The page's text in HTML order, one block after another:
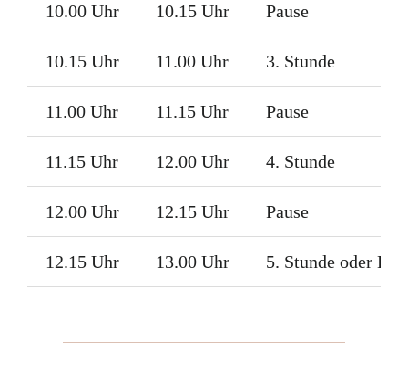
10.00 Uhr 10.15 Uhr Pause
10.15 Uhr 11.00 Uhr 3. Stunde
11.00 Uhr 11.15 Uhr Pause
11.15 Uhr 12.00 Uhr 4. Stunde
12.00 Uhr 12.15 Uhr Pause
12.15 Uhr 13.00 Uhr 5. Stunde oder